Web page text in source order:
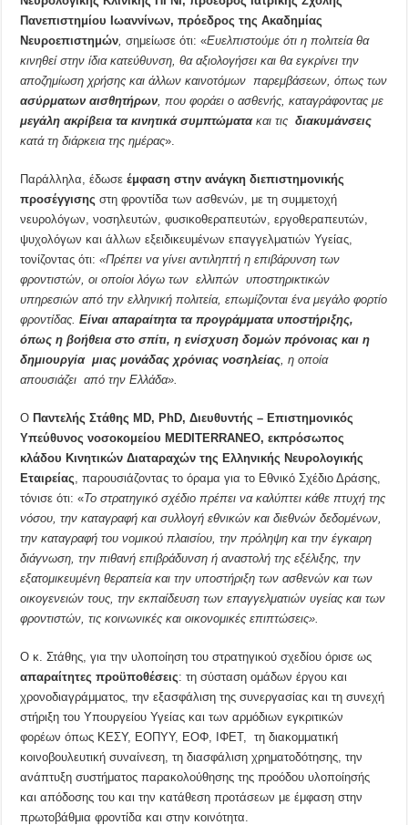
Πανεπιστημίου Ιωαννίνων, πρόεδρος της Ακαδημίας
Νευροεπιστημών σημείωσε ότι: «Ευελπιστούμε ότι η πολιτεία θα
κινηθεί στην ίδια κατεύθυνση, θα αξιολογήσει και θα εγκρίνει την
αποζημίωση χρήσης και άλλων καινοτόμων παρεμβάσεων, όπως των
ασύρματων αισθητήρων , που φοράει ο ασθενής, καταγράφοντας με
μεγάλη ακρίβεια τα κινητικά συμπτώματακαι τιςδιακυμάνσεις
κατά τη διάρκεια της ημέρας».
Παράλληλα, έδωσε έμφαση στην ανάγκη διεπιστημονικής
προσέγγισης στη φροντίδα των ασθενών, με τη συμμετοχή
νευρολόγων, νοσηλευτών, φυσικοθεραπευτών, εργοθεραπευτών,
ψυχολόγων και άλλων εξειδικευμένων επαγγελματιών Υγείας,
τονίζοντας ότι:«Πρέπει να γίνει αντιληπτή η επιβάρυνση των
φροντιστών, οι οποίοι λόγω των ελλιπών υποστηρικτικών
υπηρεσιών από την ελληνική πολιτεία, επωμίζονται ένα μεγάλο φορτίο
φροντίδας.Είναι απαραίτητα τα προγράμματα υποστήριξης,
όπως η βοήθεια στο σπίτι, η ενίσχυση δομών πρόνοιας και η
δημιουργία μιας μονάδας χρόνιας νοσηλείας , η οποία
απουσιάζει από την Ελλάδα».
Ο Παντελής Στάθης MD, PhD, Διευθυντής – Επιστημονικός
Υπεύθυνος νοσοκομείου MEDITERRANEO, εκπρόσωπος
κλάδου Κινητικών Διαταραχών της Ελληνικής Νευρολογικής
Εταιρείας , παρουσιάζοντας το όραμα για το Εθνικό Σχέδιο Δράσης,
τόνισε ότι: «Το στρατηγικό σχέδιο πρέπει να καλύπτει κάθε πτυχή της
νόσου, την καταγραφή και συλλογή εθνικών και διεθνών δεδομένων,
την καταγραφή του νομικού πλαισίου, την πρόληψη και την έγκαιρη
διάγνωση, την πιθανή επιβράδυνση ή αναστολή της εξέλιξης, την
εξατομικευμένη θεραπεία και την υποστήριξη των ασθενών και των
οικογενειών τους, την εκπαίδευση των επαγγελματιών υγείας και των
φροντιστών, τις κοινωνικές και οικονομικές επιπτώσεις».
Ο κ. Στάθης, για την υλοποίηση του στρατηγικού σχεδίου όρισε ως
απαραίτητες προϋποθέσεις: τη σύσταση ομάδων έργου και
χρονοδιαγράμματος, την εξασφάλιση της συνεργασίας και τη συνεχή
στήριξη του Υπουργείου Υγείας και των αρμόδιων εγκριτικών
φορέων όπως ΚΕΣΥ, ΕΟΠΥΥ, ΕΟΦ, ΙΦΕΤ, τη διακομματική
κοινοβουλευτική συναίνεση, τη διασφάλιση χρηματοδότησης, την
ανάπτυξη συστήματος παρακολούθησης της προόδου υλοποίησής
και απόδοσης του και την κατάθεση προτάσεων με έμφαση στην
πρωτοβάθμια φροντίδα και στην κοινότητα.